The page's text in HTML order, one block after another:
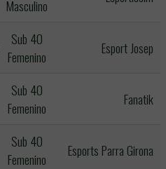
Masculino
Sub 40
Femenino
Esport Josep
Sub 40
Femenino
Fanatik
Sub 40
Femenino
Esports Parra Girona